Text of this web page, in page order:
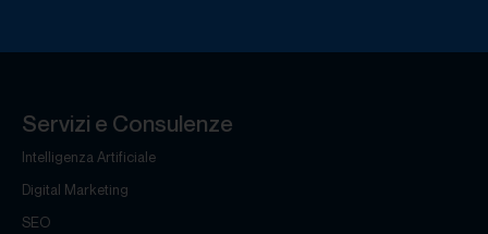
Servizi e Consulenze
Intelligenza Artificiale
Digital Marketing
SEO